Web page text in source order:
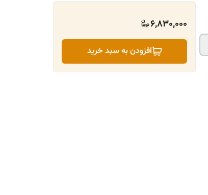
6,830,000
افزودن به سبد خرید